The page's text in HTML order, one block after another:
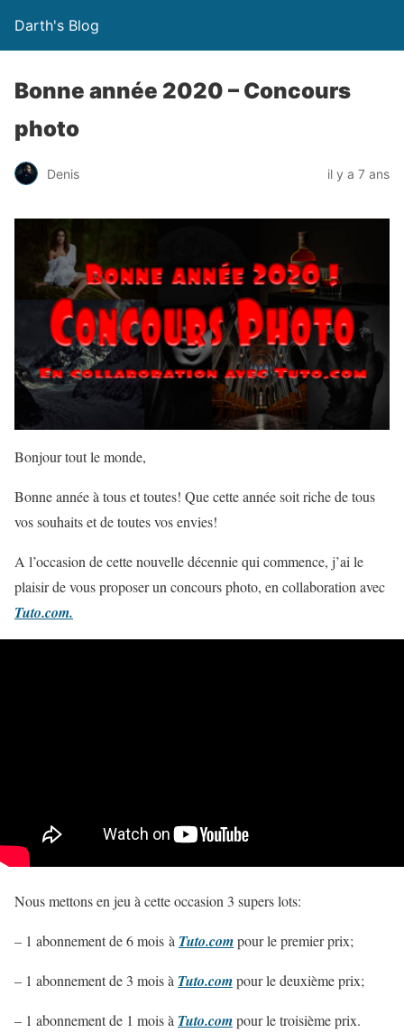
Darth's Blog
Bonne année 2020 – Concours
photo
Denis il y a 7 ans
Bonjour tout le monde,
Bonne année à tous et toutes! Que cette année soit riche de tous
vos souhaits et de toutes vos envies!
A l’occasion de cette nouvelle décennie qui commence, j’ai le
plaisir de vous proposer un concours photo, en collaboration avec
Tuto.com.
Nous mettons en jeu à cette occasion 3 supers lots:
– 1 abonnement de 6 mois à Tuto.compour le premier prix;
– 1 abonnement de 3 mois à Tuto.compour le deuxième prix;
– 1 abonnement de 1 mois à Tuto.compour le troisième prix.